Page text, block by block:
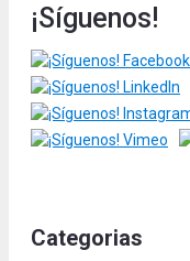
¡Síguenos!
Categorias